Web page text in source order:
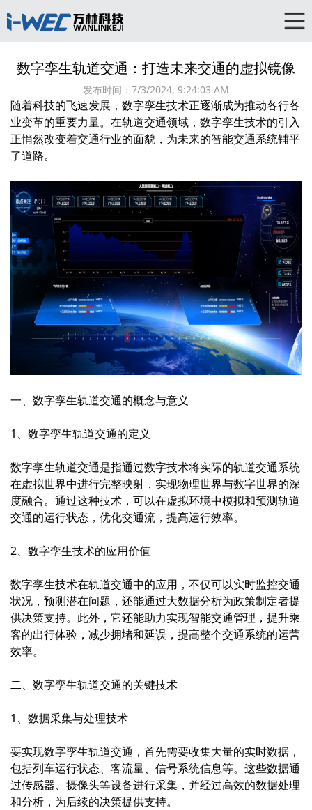
数字孪生轨道交通：打造未来交通的虚拟镜像
发布时间： 7/3/2024, 9:24:03 AM
随着科技的飞速发展，数字孪生技术正逐渐成为推动各行各
业变革的重要力量。在轨道交通领域，数字孪生技术的引入
正悄然改变着交通行业的面貌，为未来的智能交通系统铺平
了道路。
一、数字孪生轨道交通的概念与意义
1、数字孪生轨道交通的定义
数字孪生轨道交通是指通过数字技术将实际的轨道交通系统
在虚拟世界中进行完整映射，实现物理世界与数字世界的深
度融合。通过这种技术，可以在虚拟环境中模拟和预测轨道
交通的运行状态，优化交通流，提高运行效率。
2、数字孪生技术的应用价值
数字孪生技术在轨道交通中的应用，不仅可以实时监控交通
状况，预测潜在问题，还能通过大数据分析为政策制定者提
供决策支持。此外，它还能助力实现智能交通管理，提升乘
客的出行体验，减少拥堵和延误，提高整个交通系统的运营
效率。
二、数字孪生轨道交通的关键技术
1、数据采集与处理技术
要实现数字孪生轨道交通，首先需要收集大量的实时数据，
包括列车运行状态、客流量、信号系统信息等。这些数据通
过传感器、摄像头等设备进行采集，并经过高效的数据处理
和分析，为后续的决策提供支持。